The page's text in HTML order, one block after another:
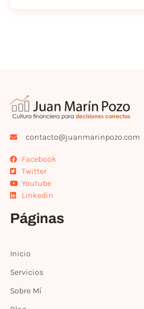
contacto@juanmarinpozo.com
Facebook
Twitter
Youtube
Linkedin
Páginas
Inicio
Servicios
Sobre Mí